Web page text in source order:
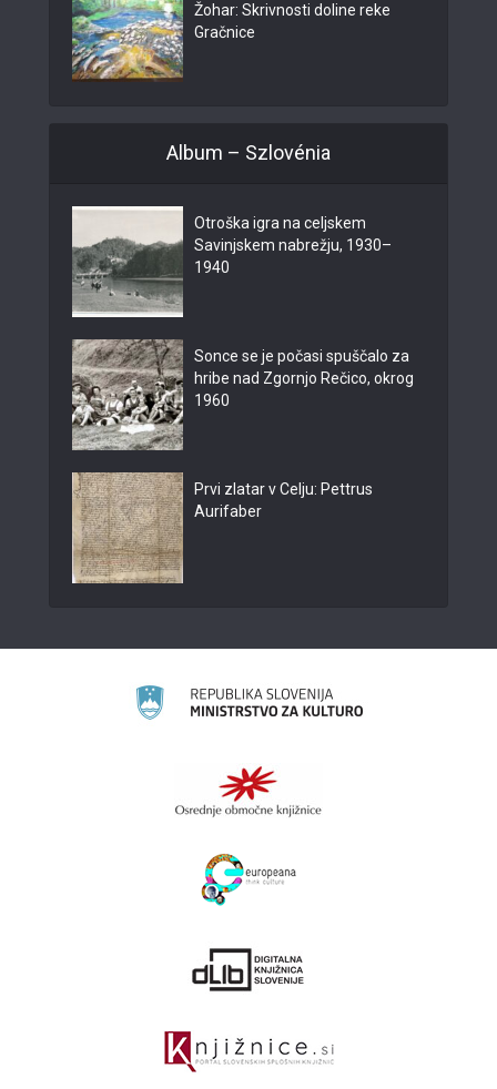
Žohar: Skrivnosti doline reke
Gračnice
Album – Szlovénia
Otroška igra na celjskem
Savinjskem nabrežju, 1930–
1940
Sonce se je počasi spuščalo za
hribe nad Zgornjo Rečico, okrog
1960
Prvi zlatar v Celju: Pettrus
Aurifaber